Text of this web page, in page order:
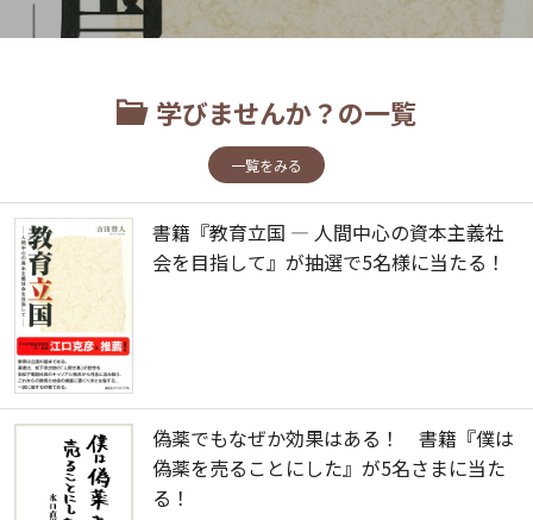
学びませんか？の一覧
一覧をみる
書籍『教育立国 ― 人間中心の資本主義社
会を目指して』が抽選で5名様に当たる！
偽薬でもなぜか効果はある！ 書籍『僕は
偽薬を売ることにした』が5名さまに当た
る！